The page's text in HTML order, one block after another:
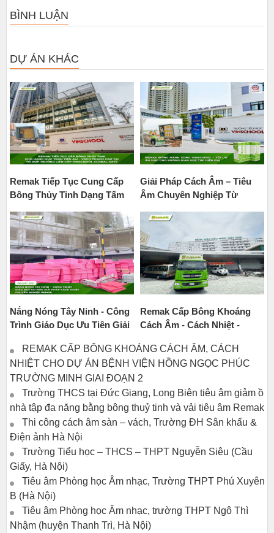
BÌNH LUẬN
DỰ ÁN KHÁC
Remak Tiếp Tục Cung Cấp
Bông Thủy Tinh Dạng Tấm
Thạch Cao Tại Tổ Hợp
Trường Liên Cấp Vinschool
Global Gate
Giải Pháp Cách Âm – Tiêu
Âm Chuyên Nghiệp Từ
Vinschool Tại Vinhomes
Global Gate
Nắng Nóng Tây Ninh - Công
Trình Giáo Dục Ưu Tiên Giải
XPS
Remak Cấp Bông Khoáng
Cách Âm - Cách Nhiệt -
Hữu Nghị Việt Đức Cơ Sở 2
REMAK CẤP BÔNG KHOÁNG CÁCH ÂM, CÁCH
NHIỆT CHO DỰ ÁN BỆNH VIỆN HỒNG NGỌC PHÚC
TRƯỜNG MINH GIAI ĐOẠN 2
Trường THCS tại Đức Giang, Long Biên tiêu âm giảm ồn
nhà tập đa năng bằng bông thuỷ tinh và vải tiêu âm Remak
Thi công cách âm sàn – vách, Trường ĐH Sân khấu &
Điện ảnh Hà Nội
Trường Tiểu học – THCS – THPT Nguyễn Siêu (Cầu
Giấy, Hà Nội)
Tiêu âm Phòng học Âm nhạc, Trường THPT Phú Xuyên
B (Hà Nội)
Tiêu âm Phòng học Âm nhạc, trường THPT Ngô Thì
Nhậm (huyện Thanh Trì, Hà Nội)